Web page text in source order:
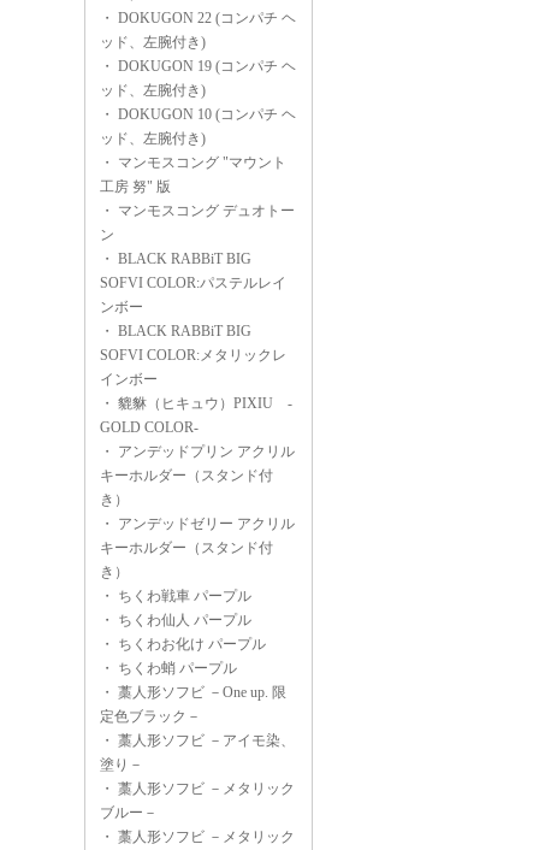
・ DOKUGON 22 (コンパチ ヘ
ッド、左腕付き)
・ DOKUGON 19 (コンパチ ヘ
ッド、左腕付き)
・ DOKUGON 10 (コンパチ ヘ
ッド、左腕付き)
・ マンモスコング "マウント
工房 努" 版
・ マンモスコング デュオトー
ン
・ BLACK RABBiT BIG
SOFVI COLOR:パステルレイ
ンボー
・ BLACK RABBiT BIG
SOFVI COLOR:メタリックレ
インボー
・ 貔貅（ヒキュウ）PIXIU -
GOLD COLOR-
・ アンデッドプリン アクリル
キーホルダー（スタンド付
き）
・ アンデッドゼリー アクリル
キーホルダー（スタンド付
き）
・ ちくわ戦車 パープル
・ ちくわ仙人 パープル
・ ちくわお化け パープル
・ ちくわ蛸 パープル
・ 藁人形ソフビ －One up. 限
定色ブラック－
・ 藁人形ソフビ －アイモ染、
塗り－
・ 藁人形ソフビ －メタリック
ブルー－
・ 藁人形ソフビ －メタリック